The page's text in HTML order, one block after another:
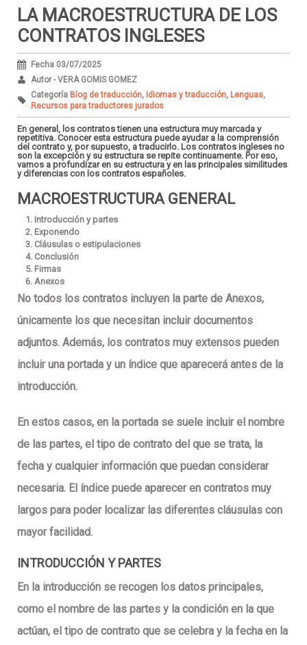
LA MACROESTRUCTURA DE LOS
CONTRATOS INGLESES
Fecha 03/07/2025
Autor - VERA GOMIS GOMEZ
Categoría Blog de traducción, Idiomas y traducción, Lenguas,
Recursos para traductores jurados
En general, los contratos tienen una estructura muy marcada y
repetitiva. Conocer esta estructura puede ayudar a la comprensión
del contrato y, por supuesto, a traducirlo. Los contratos ingleses no
son la excepción y su estructura se repite continuamente. Por eso,
vamos a profundizar en su estructura y en las principales similitudes
y diferencias con los contratos españoles.
MACROESTRUCTURA GENERAL
Introducción y partes
Exponendo
Cláusulas o estipulaciones
Conclusión
Firmas
Anexos
No todos los contratos incluyen la parte de Anexos,
únicamente los que necesitan incluir documentos
adjuntos. Además, los contratos muy extensos pueden
incluir una portada y un índice que aparecerá antes de la
introducción.
En estos casos, en la portada se suele incluir el nombre
de las partes, el tipo de contrato del que se trata, la
fecha y cualquier información que puedan considerar
necesaria. El índice puede aparecer en contratos muy
largos para poder localizar las diferentes cláusulas con
mayor facilidad.
INTRODUCCIÓN Y PARTES
En la introducción se recogen los datos principales,
como el nombre de las partes y la condición en la que
actúan, el tipo de contrato que se celebra y la fecha en la